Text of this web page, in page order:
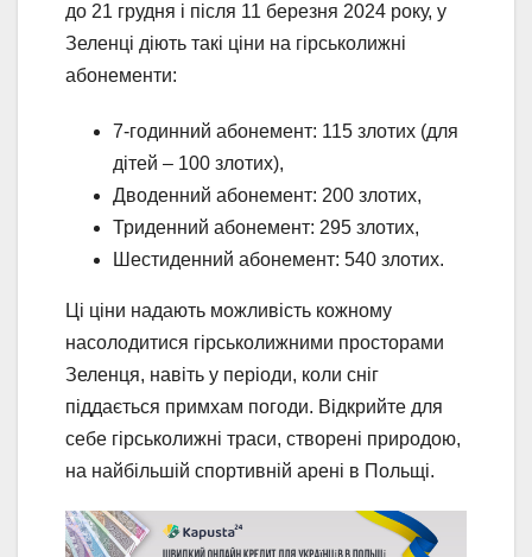
до 21 грудня і після 11 березня 2024 року, у
Зеленці діють такі ціни на гірськолижні
абонементи:
7-годинний абонемент: 115 злотих (для
дітей – 100 злотих),
Дводенний абонемент: 200 злотих,
Триденний абонемент: 295 злотих,
Шестиденний абонемент: 540 злотих.
Ці ціни надають можливість кожному
насолодитися гірськолижними просторами
Зеленця, навіть у періоди, коли сніг
піддається примхам погоди. Відкрийте для
себе гірськолижні траси, створені природою,
на найбільшій спортивній арені в Польщі.